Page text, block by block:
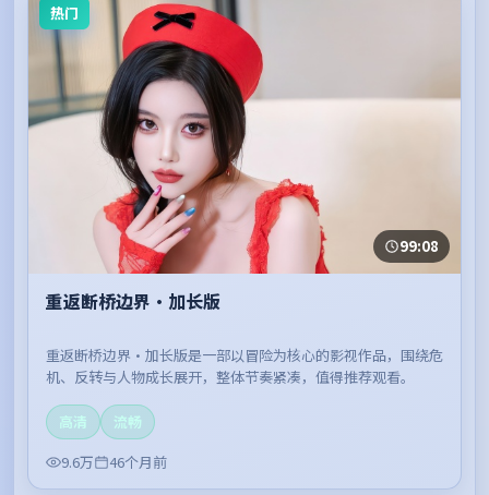
热门
99:08
重返断桥边界·加长版
重返断桥边界·加长版是一部以冒险为核心的影视作品，围绕危
机、反转与人物成长展开，整体节奏紧凑，值得推荐观看。
高清
流畅
9.6万
46个月前